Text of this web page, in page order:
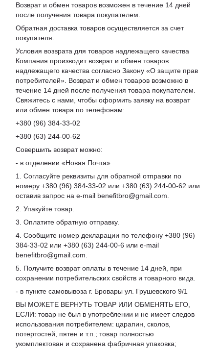
Возврат и обмен товаров возможен в течение 14 дней
после получения товара покупателем.
Обратная доставка товаров осуществляется за счет
покупателя.
Условия возврата для товаров надлежащего качества
Компания производит возврат и обмен товаров
надлежащего качества согласно Закону «О защите прав
потребителей». Возврат и обмен товаров возможно в
течение 14 дней после получения товара покупателем.
Свяжитесь с нами, чтобы оформить заявку на возврат
или обмен товара по телефонам:
+380 (96) 384-33-02
+380 (63) 244-00-62
Совершить возврат можно:
- в отделении «Новая Почта»
1. Согласуйте реквизиты для обратной отправки по
номеру +380 (96) 384-33-02 или +380 (63) 244-00-62 или
оставив запрос на e-mail benefitbro@gmail.com.
2. Упакуйте товар.
3. Оплатите обратную отправку.
4. Сообщите номер декларации по телефону +380 (96)
384-33-02 или +380 (63) 244-00-6 или e-mail
benefitbro@gmail.com.
5. Получите возврат оплаты в течение 14 дней, при
сохранении потребительских свойств и товарного вида.
- в пункте самовывоза г. Бровары ул. Грушевского 9/1
ВЫ МОЖЕТЕ ВЕРНУТЬ ТОВАР ИЛИ ОБМЕНЯТЬ ЕГО,
ЕСЛИ: товар не был в употреблении и не имеет следов
использования потребителем: царапин, сколов,
потертостей, пятен и т.п.; товар полностью
укомплектован и сохранена фабричная упаковка;